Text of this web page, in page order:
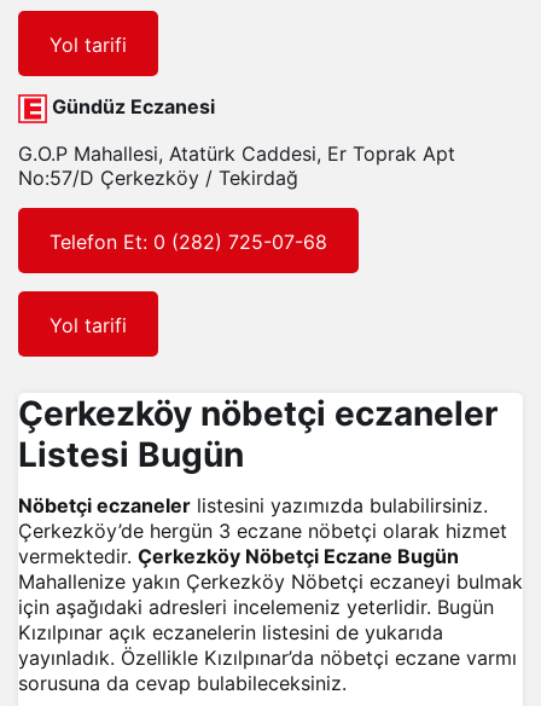
Yol tarifi
Gündüz Eczanesi
G.O.P Mahallesi, Atatürk Caddesi, Er Toprak Apt
No:57/D Çerkezköy / Tekirdağ
Telefon Et: 0 (282) 725-07-68
Yol tarifi
Çerkezköy nöbetçi eczaneler
Listesi Bugün
Nöbetçi eczaneler listesini yazımızda bulabilirsiniz.
Çerkezköy’de hergün 3 eczane nöbetçi olarak hizmet
vermektedir. Çerkezköy Nöbetçi Eczane Bugün
Mahallenize yakın Çerkezköy Nöbetçi eczaneyi bulmak
için aşağıdaki adresleri incelemeniz yeterlidir. Bugün
Kızılpınar açık eczanelerin listesini de yukarıda
yayınladık. Özellikle Kızılpınar’da nöbetçi eczane varmı
sorusuna da cevap bulabileceksiniz.